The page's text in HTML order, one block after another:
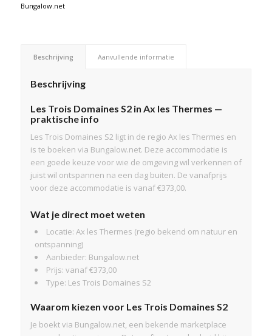
Bungalow.net
Beschrijving Aanvullende informatie
Beschrijving
Les Trois Domaines S2 in Ax les Thermes —
praktische info
Les Trois Domaines S2 ligt in de regio Ax les Thermes en
is te boeken via Bungalow.net. Deze accommodatie is
een goede keuze voor wie de omgeving wil verkennen of
juist wil ontspannen na een dag buiten. De vanafprijs
voor deze accommodatie is vanaf €373,00.
Wat je direct moet weten
Locatie: Ax les Thermes (regio bekend om natuur en
ontspanning)
Aanbieder: Bungalow.net
Prijs: vanaf €373,00
Type: Les Trois Domaines S2
Waarom kiezen voor Les Trois Domaines S2
Je boekt via Bungalow.net, een bekende marketplace